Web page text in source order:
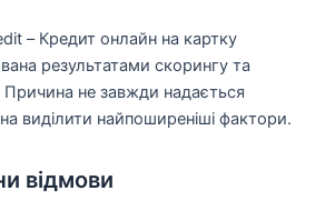
– Кредит онлайн на картку
результатами скорингу та
Причина не завжди надається
виділити найпоширеніші фактори.
відмови